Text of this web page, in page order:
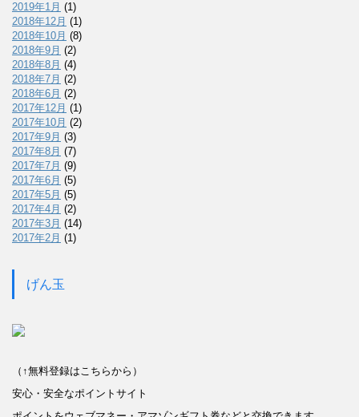
2019年1月 (1)
2018年12月 (1)
2018年10月 (8)
2018年9月 (2)
2018年8月 (4)
2018年7月 (2)
2018年6月 (2)
2017年12月 (1)
2017年10月 (2)
2017年9月 (3)
2017年8月 (7)
2017年7月 (9)
2017年6月 (5)
2017年5月 (5)
2017年4月 (2)
2017年3月 (14)
2017年2月 (1)
げん玉
（↑無料登録はこちらから）
安心・安全なポイントサイト